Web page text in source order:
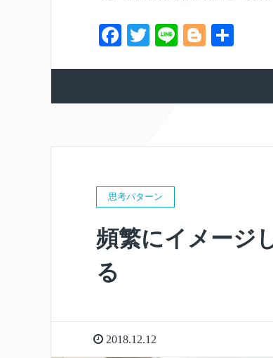
Fa
ok
T
r
Li
Bl
r
思考パターン
頻繁にイメージ
る
2018.12.12